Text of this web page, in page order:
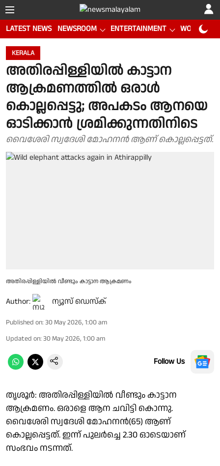
LATEST NEWS NEWSROOM ENTERTAINMENT WORLD CUP
KERALA
അതിരപ്പിള്ളിയിൽ കാട്ടാന
ആക്രമണത്തിൽ ഒരാൾ
കൊല്ലപ്പെട്ടു; അപകടം ആനയെ
ഓടിക്കാൻ ശ്രമിക്കുന്നതിനിടെ
വൈശേരി സ്വദേശി മോഹനൻ ആണ് കൊല്ലപ്പെട്ടത്.
അതിരപ്പിള്ളിയിൽ വീണ്ടും കാട്ടാന ആക്രമണം
Author: ന്യൂസ് ഡെസ്ക്
Published on: 30 May 2026, 1:00 am
Updated on: 30 May 2026, 1:00 am
Follow Us
തൃശൂർ: അതിരപ്പിള്ളിയിൽ വീണ്ടും കാട്ടാന
ആക്രമണം. ഒരാളെ ആന ചവിട്ടി കൊന്നു.
വൈശേരി സ്വദേശി മോഹനൻ(65) ആണ്
കൊല്ലപ്പെട്ടത്. ഇന്ന് പുലർച്ചെ 2.30 ഓടെയാണ്
സംഭവം നടന്നത്.